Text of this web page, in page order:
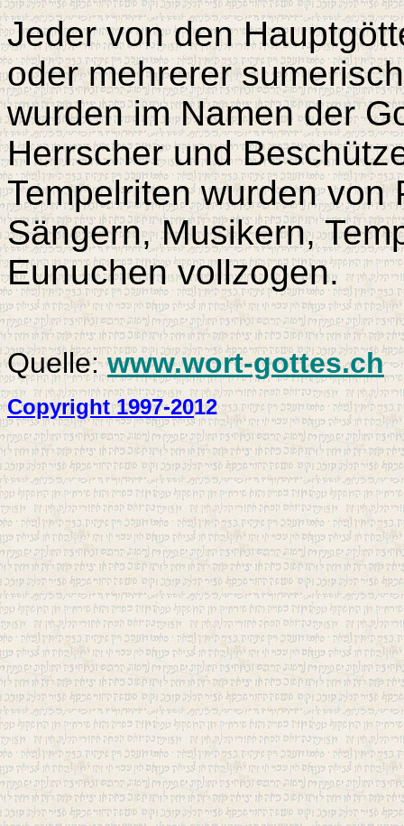
Jeder von den
oder mehrerer
wurden im Namen der
Herrscher und
Tempelriten wurden von
Sängern, Musikern,
Eunuchen vollzogen.
Quelle:www.wort-gottes.ch
Copyright 1997-2012